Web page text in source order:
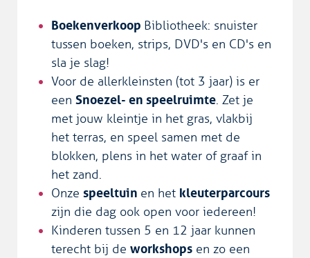
Boekenverkoop Bibliotheek: snuister
tussen boeken, strips, DVD's en CD's en
sla je slag!
Voor de allerkleinsten (tot 3 jaar) is er
een Snoezel- en speelruimte. Zet je
met jouw kleintje in het gras, vlakbij
het terras, en speel samen met de
blokken, plens in het water of graaf in
het zand.
Onze speeltuin en het kleuterparcours
zijn die dag ook open voor iedereen!
Kinderen tussen 5 en 12 jaar kunnen
terecht bij de workshops en zo een